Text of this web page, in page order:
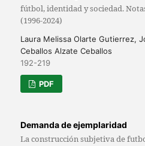
fútbol, identidad y sociedad.
(1996-2024)
Laura Melissa Olarte Gutierrez,
Ceballos Alzate Ceballos
192-219
PDF
Demanda de ejemplaridad
La construcción subjetiva de